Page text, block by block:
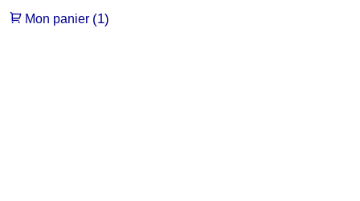
Mon panier (1)